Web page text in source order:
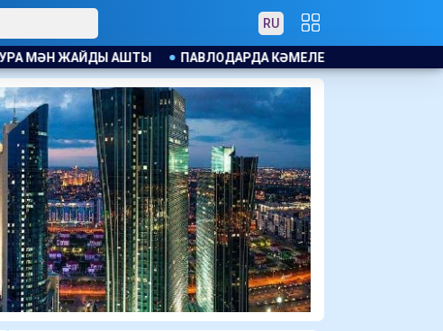
RU
КӘМЕЛЕТКЕ ТОЛМАҒАНДАРҒА АЛКОГОЛЬ САТҚАНДАР